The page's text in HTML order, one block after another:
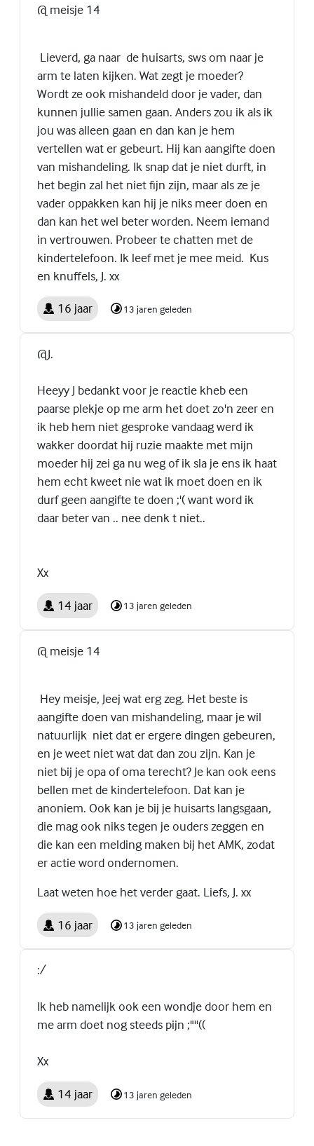
@ meisje 14
Lieverd, ga naar de huisarts, sws om naar je
arm te laten kijken. Wat zegt je moeder?
Wordt ze ook mishandeld door je vader, dan
kunnen jullie samen gaan. Anders zou ik als ik
jou was alleen gaan en dan kan je hem
vertellen wat er gebeurt. Hij kan aangifte doen
van mishandeling. Ik snap dat je niet durft, in
het begin zal het niet fijn zijn, maar als ze je
vader oppakken kan hij je niks meer doen en
dan kan het wel beter worden. Neem iemand
in vertrouwen. Probeer te chatten met de
kindertelefoon. Ik leef met je mee meid. Kus
en knuffels, J. xx
16 jaar 13 jaren geleden
@J.
Heeyy J bedankt voor je reactie kheb een
paarse plekje op me arm het doet zo'n zeer en
ik heb hem niet gesproke vandaag werd ik
wakker doordat hij ruzie maakte met mijn
moeder hij zei ga nu weg of ik sla je ens ik haat
hem echt kweet nie wat ik moet doen en ik
durf geen aangifte te doen ;'( want word ik
daar beter van .. nee denk t niet..
Xx
14 jaar 13 jaren geleden
@ meisje 14
Hey meisje, Jeej wat erg zeg. Het beste is
aangifte doen van mishandeling, maar je wil
natuurlijk niet dat er ergere dingen gebeuren,
en je weet niet wat dat dan zou zijn. Kan je
niet bij je opa of oma terecht? Je kan ook eens
bellen met de kindertelefoon. Dat kan je
anoniem. Ook kan je bij je huisarts langsgaan,
die mag ook niks tegen je ouders zeggen en
die kan een melding maken bij het AMK, zodat
er actie word ondernomen.
Laat weten hoe het verder gaat. Liefs, J. xx
16 jaar 13 jaren geleden
:/
Ik heb namelijk ook een wondje door hem en
me arm doet nog steeds pijn ;"''((
Xx
14 jaar 13 jaren geleden